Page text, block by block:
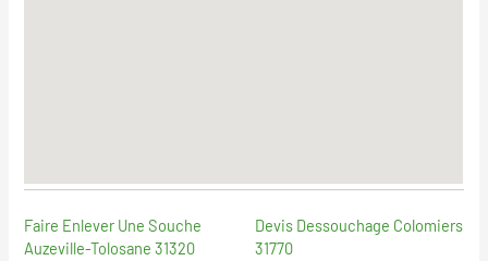
Faire Enlever Une Souche
Auzeville-Tolosane 31320
Devis Dessouchage Colomiers
31770